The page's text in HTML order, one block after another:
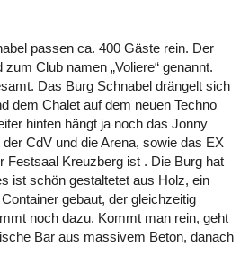
passen ca. 400 Gäste rein. Der
Club namen „Voliere“ genannt.
Das Burg Schnabel drängelt sich
dem Chalet auf dem neuen Techno
hinten hängt ja noch das Jonny
CdV und die Arena, sowie das EX
Festsaal Kreuzberg ist . Die Burg hat
ist schön gestaltetet aus Holz, ein
gebaut, der gleichzeitig
noch dazu. Kommt man rein, geht
Bar aus massivem Beton, danach